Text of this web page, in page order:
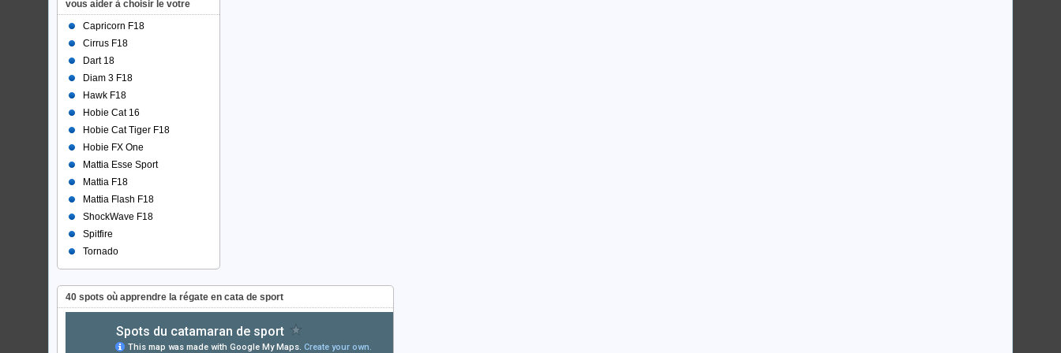
vous aider à choisir le votre
Capricorn F18
Cirrus F18
Dart 18
Diam 3 F18
Hawk F18
Hobie Cat 16
Hobie Cat Tiger F18
Hobie FX One
Mattia Esse Sport
Mattia F18
Mattia Flash F18
ShockWave F18
Spitfire
Tornado
40 spots où apprendre la régate en cata de sport